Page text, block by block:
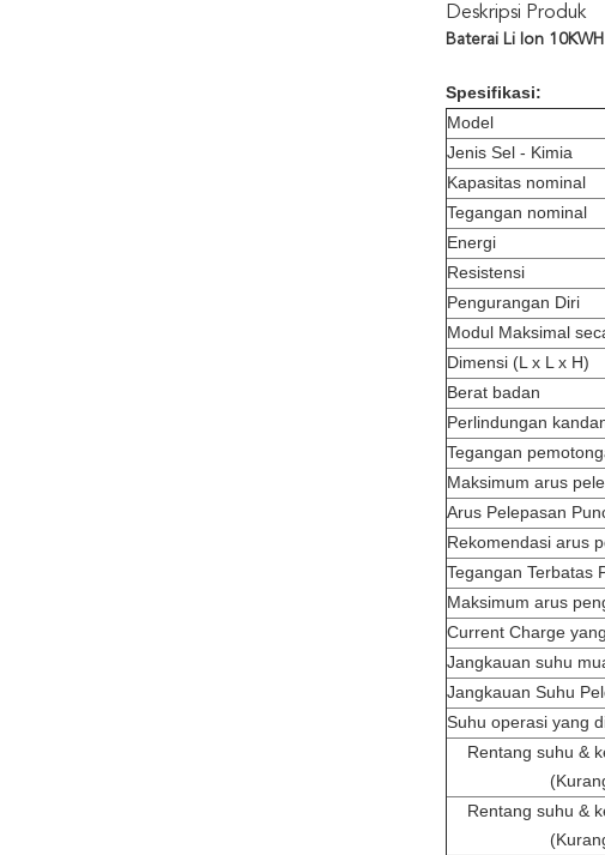
Deskripsi Produk
Baterai Li Ion
Spesifikasi:
Model
Jenis Sel - Kimia
Kapasitas nominal
Tegangan nominal
Energi
Resistensi
Pengurangan Diri
Modul Maksimal
Dimensi (L x L x H)
Berat badan
Perlindungan
Tegangan
Maksimum arus
Arus Pelepasan
Rekomendasi arus
Tegangan Terbatas
Maksimum arus
Current Charge
Jangkauan suhu
Jangkauan Suhu
Suhu operasi yang
Rentang suhu &
Rentang suhu &